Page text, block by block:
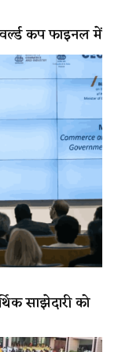
कप फाइनल में
साझेदारी को